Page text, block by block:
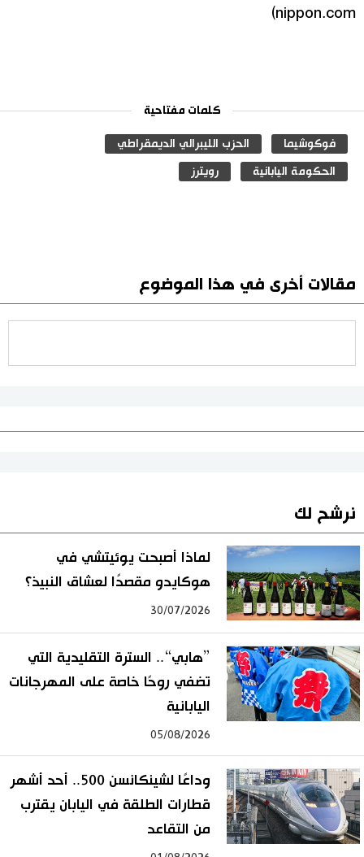
nippon.com)
كلمات مفتاحية
فوكوشيما الحزب الليبرالي الديمقراطي
الحكومة اليابانية رويترز
مقالات أخرى في هذا الموضوع
نرشح لك
لماذا أصبحت يوئيتشي في
هوكايدو مقصدًا لعشاق النبيذ؟
30/07/2026
”هابي“.. السترة التقليدية التي
تضفي روحًا خاصة على المهرجانات
اليابانية
05/08/2026
وداعًا لشينكانسن 500.. أحد أشهر
قطارات الطلقة في اليابان يقترب
من التقاعد